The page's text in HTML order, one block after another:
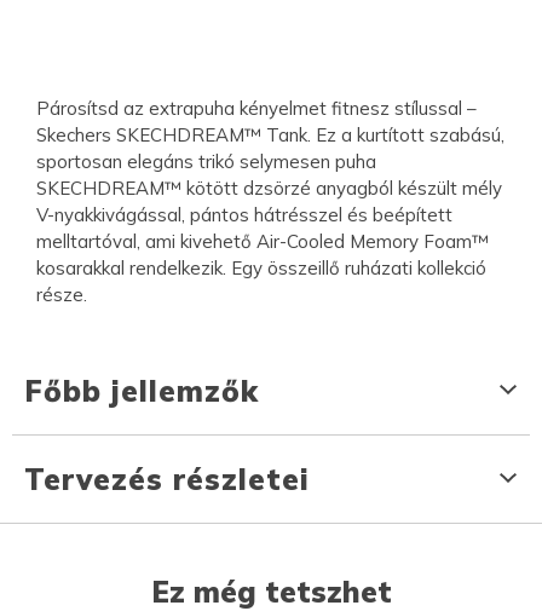
Párosítsd az extrapuha kényelmet fitnesz stílussal –
Skechers SKECHDREAM™ Tank. Ez a kurtított szabású,
sportosan elegáns trikó selymesen puha
SKECHDREAM™ kötött dzsörzé anyagból készült mély
V-nyakkivágással, pántos hátrésszel és beépített
melltartóval, ami kivehető Air-Cooled Memory Foam™
kosarakkal rendelkezik. Egy összeillő ruházati kollekció
része.
Főbb jellemzők
Tervezés részletei
Ez még tetszhet